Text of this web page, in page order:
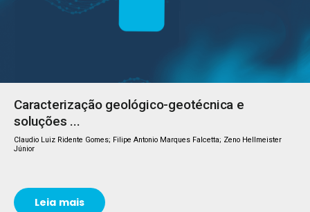
Caracterização geológico-geotécnica e
soluções ...
Claudio Luiz Ridente Gomes; Filipe Antonio Marques Falcetta; Zeno Hellmeister
Júnior
Leia mais